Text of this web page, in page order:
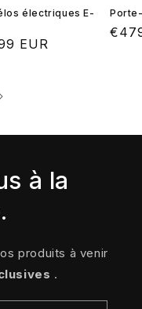
électriques E-
EUR
Prix
à la
produits à venir
.